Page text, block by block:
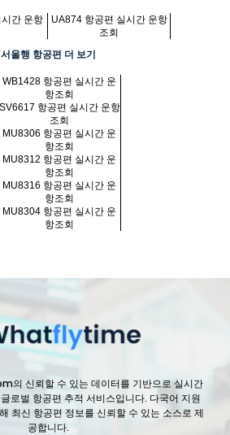
간 운항
UA874 항공편 실시간 운항
조회
서울행 항공편 더 보기
WB1428 항공편 실시간 운
항조회
SV6617 항공편 실시간 운항
조회
MU8306 항공편 실시간 운
항조회
MU8312 항공편 실시간 운
항조회
MU8316 항공편 실시간 운
항조회
MU8304 항공편 실시간 운
항조회
신뢰할 수 있는 데이터를 기반으로 실시간
로벌 항공편 추적 서비스입니다. 다국어 지원
최신 항공편 정보를 신뢰할 수 있는 소스로 제
공합니다.